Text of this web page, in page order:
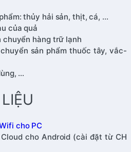
thủy hải sản, thịt, cá, …
của quả
hàng trữ lạnh
sản phẩm thuốc tây, vắc-
…
cho PC
Cloud cho Android (cài đặt từ CH